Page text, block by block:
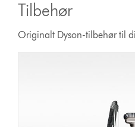
Tilbehør
Originalt Dyson-tilbehør til